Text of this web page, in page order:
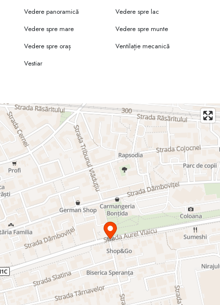
Vedere panoramică
Vedere spre lac
Vedere spre mare
Vedere spre munte
Vedere spre oraș
Ventilație mecanică
Vestiar